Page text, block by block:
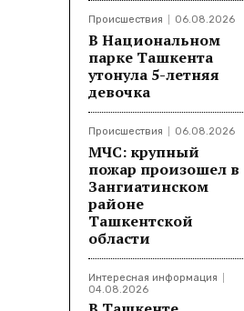
Происшествия 06.08.2026
В Национальном
парке Ташкента
утонула 5-летняя
девочка
Происшествия 06.08.2026
МЧС: крупный
пожар произошел в
Зангиатинском
районе
Ташкентской
области
Интересная информация
04.08.2026